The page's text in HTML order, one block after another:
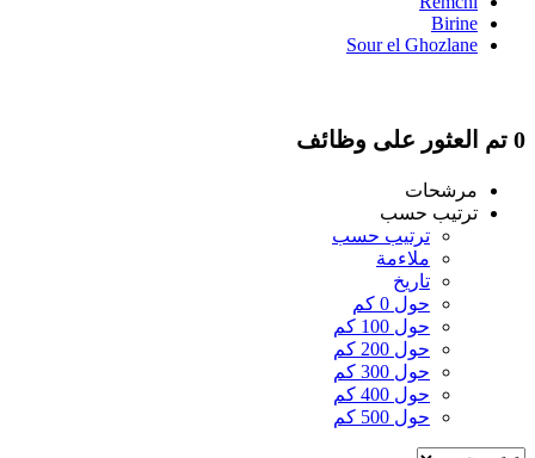
Birine
Sour el Ghozlane
0 تم العثور على وظائف
مرشحات
ترتيب حسب
ترتيب حسب
ملاءمة
تاريخ
حول 0 كم
حول 100 كم
حول 200 كم
حول 300 كم
حول 400 كم
حول 500 كم